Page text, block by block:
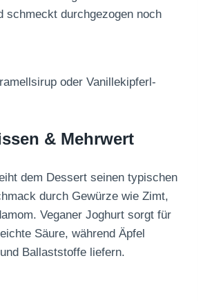
schmeckt durchgezogen noch
oder Vanillekipferl-
& Mehrwert
dem Dessert seinen typischen
durch Gewürze wie Zimt,
Veganer Joghurt sorgt für
Säure, während Äpfel
Ballaststoffe liefern.